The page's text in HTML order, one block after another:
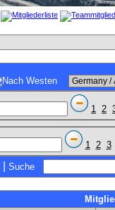
1 2
1 2 3
Suche